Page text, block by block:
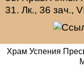
31. Лк., 36 зач.,
Храм Успения